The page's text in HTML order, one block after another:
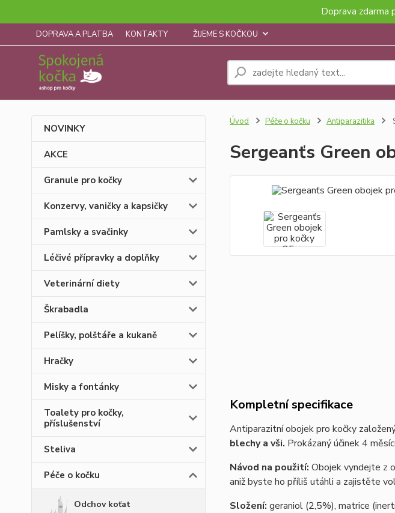
Doprava zdarma
DOPRAVA A PLATBA KONTAKTY ŽIJEME S KOČKOU
NOVINKY
AKCE
Granule pro kočky
Konzervy, vaničky a kapsičky
Pamlsky a svačinky
Léčivé přípravky a doplňky
Veterinární diety
Škrabadla
Pelíšky, polštáře a kukaně
Hračky
Misky a fontánky
Toalety pro kočky,
příslušenství
Steliva
Péče o kočku
Odchov koťat
Úvod Péče o kočku Antiparazitika
Sergeanťs Green
Kompletní specifikace
Antiparazitní obojek pro kočky
blechy a vši. Prokázaný účinek 4
Návod na použití: Obojek vyndejte z
aniž byste ho příliš utáhli a zajistěte
Složení: geraniol (2,5%), matrice